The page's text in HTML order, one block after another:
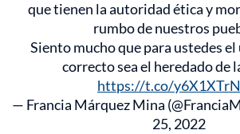
que tienen la autoridad ética y
rumbo de nuestros
Siento mucho que para ustedes
correcto sea el heredado de
https://t.co/
— Francia Márquez Mina
25, 2022